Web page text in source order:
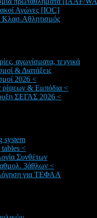
Αγώνες [IOC]
Κλασ.Αθλητισμός
αγωνίσματα, τεχνικά
& Διατάξεις
2026 <
ρίψεων & Εμπόδια <
ΣΕΓΑΣ 2026 <
system
<
Συνθέτων
3άθλων <
για ΤΕΦΑΑ